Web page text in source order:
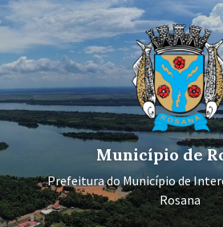
Ir
para
conteúdo
Pular
para
navegação
principal
Pular
para
rodapé
Município de
Prefeitura do Município de
Rosana